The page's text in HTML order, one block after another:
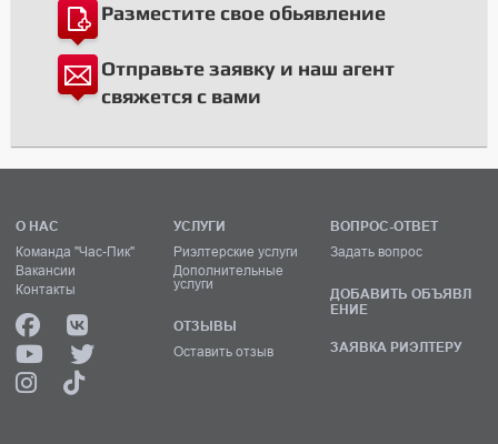
Разместите свое обьявление
Отправьте заявку и наш агент
свяжется с вами
О НАС
Команда "Час-Пик"
Вакансии
Контакты
УСЛУГИ
Риэлтерские услуги
Дополнительные
услуги
ОТЗЫВЫ
Оставить отзыв
ВОПРОС-ОТВЕТ
Задать вопрос
ДОБАВИТЬ ОБЪЯВЛ
ЕНИЕ
ЗАЯВКА РИЭЛТЕРУ